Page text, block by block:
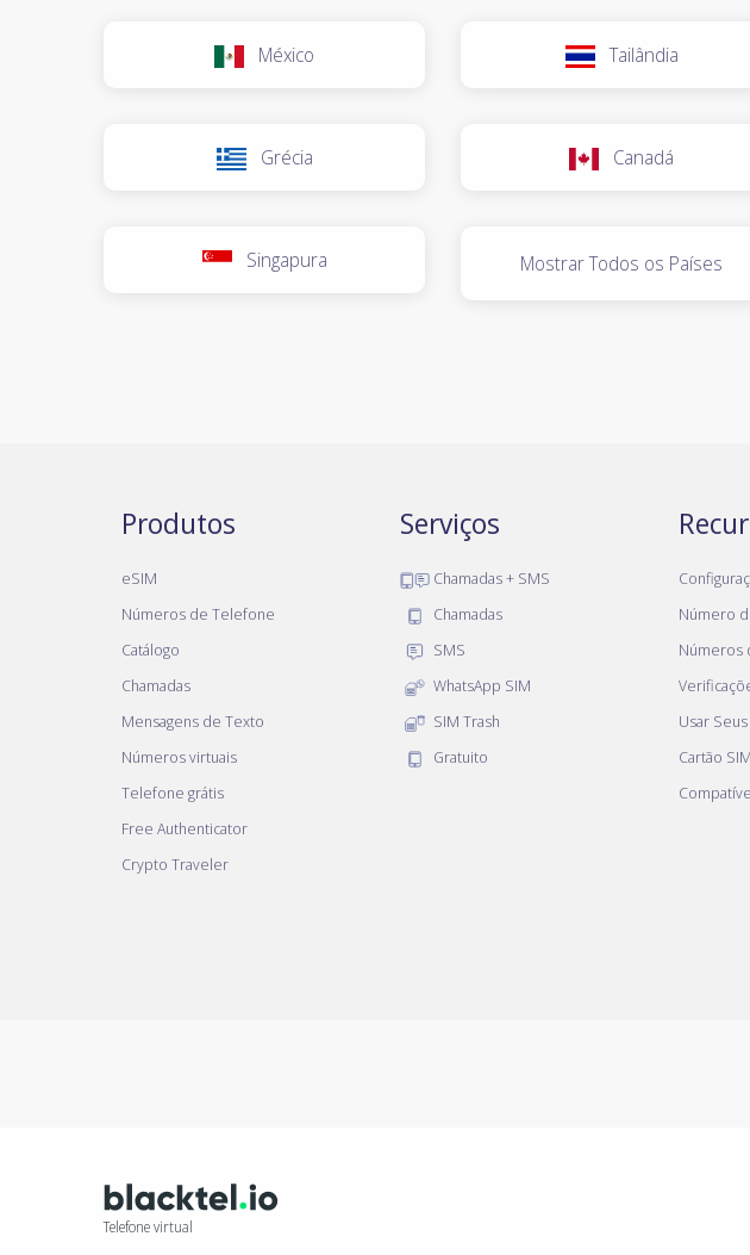
México Tailândia
Grécia Canadá
Singapura Mostrar Todos os Países
Produtos
eSIM
Números de Telefone
Catálogo
Chamadas
Mensagens de Texto
Números virtuais
Telefone grátis
Free Authenticator
Crypto Traveler
Serviços
Chamadas + SMS
Chamadas
SMS
WhatsApp SIM
SIM Trash
Gratuito
Número
Números
Usar
Cartão
Telefone virtual